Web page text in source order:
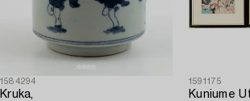
1584294
Kruka,
1591175